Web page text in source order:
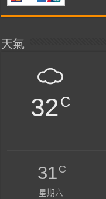
天氣
32C
31C
星期六